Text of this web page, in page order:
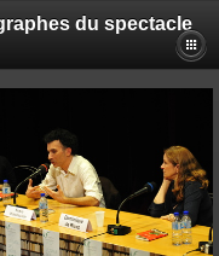
du spectacle